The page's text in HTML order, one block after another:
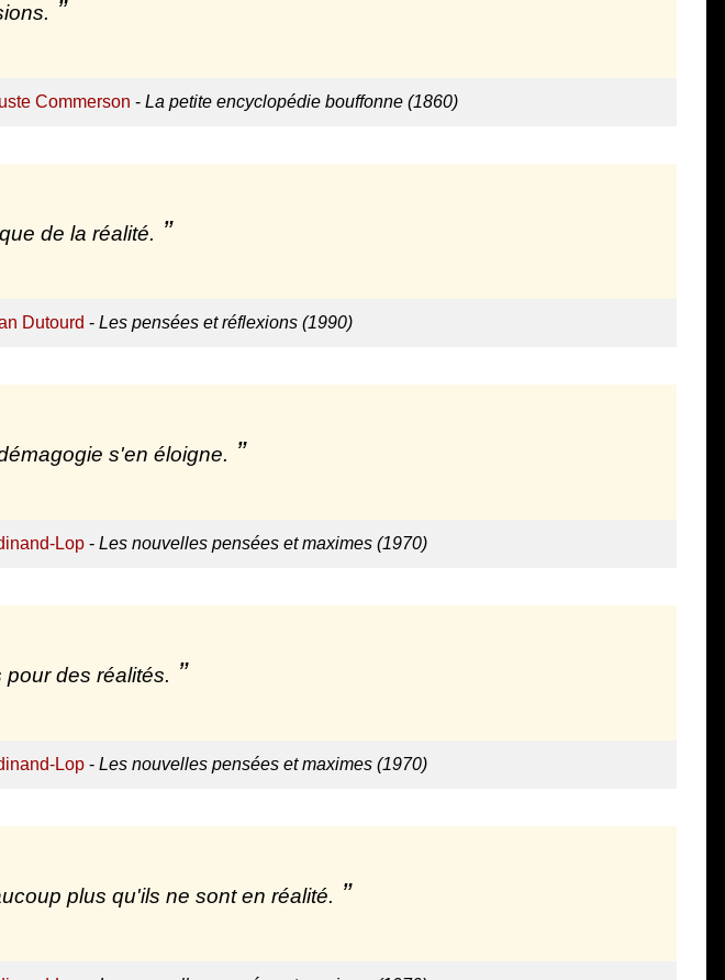
Commerson - La petite encyclopédie bouffonne (1860)
de la réalité.
Dutourd - Les pensées et réflexions (1990)
s'en éloigne.
Lop- Les nouvelles pensées et maximes (1970)
des réalités.
Lop- Les nouvelles pensées et maximes (1970)
plus qu'ils ne sont en réalité.